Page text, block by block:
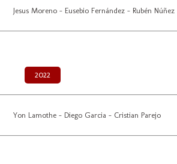
Jesus Moreno - Eusebio Fernández - Rubén Núñez
2022
Yon Lamothe - Diego Garcia - Cristian Parejo